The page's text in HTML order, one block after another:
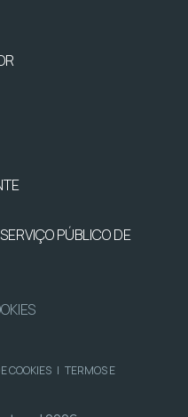
PÚBLICO DE
COOKIES | TERMOS E